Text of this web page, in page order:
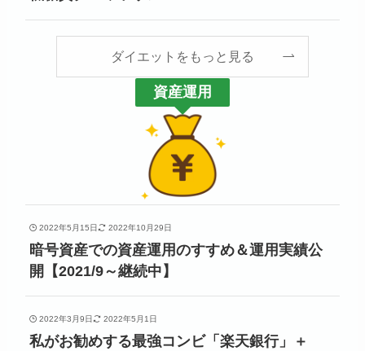
ダイエットをもっと見る
資産運用
2022年5月15日 2022年10月29日
暗号資産での資産運用のすすめ＆運用実績公
開【2021/9～継続中】
2022年3月9日 2022年5月1日
私がお勧めする最強コンビ「楽天銀行」＋